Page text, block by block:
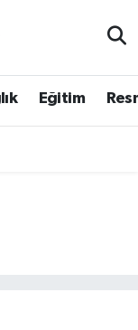
Eğitim